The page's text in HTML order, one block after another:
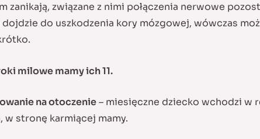
zanikają, związane z nimi połączenia nerwowe
do uszkodzenia kory mózgowej, wówczas
milowe mamy ich 11.
na otoczenie– miesięczne dziecko wchodzi w
w stronę karmiącej mamy.